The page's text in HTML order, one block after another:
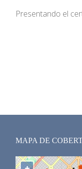
Presentando el
MAPA DE